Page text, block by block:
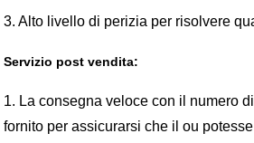
3. Alto livello di perizia per risolvere
Servizio post vendita:
1. La consegna veloce con il numero
fornito per assicurarsi che il ou